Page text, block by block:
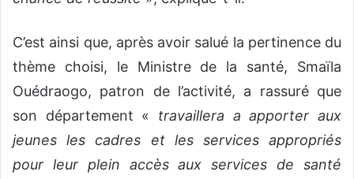
C’est ainsi que, après avoir salué la pertinence du
thème choisi, le Ministre de la santé, Smaïla
Ouédraogo, patron de l’activité, a rassuré que
son département « travaillera a apporter aux
jeunes les cadres et les services appropriés
pour leur plein accès aux services de santé